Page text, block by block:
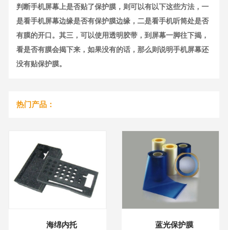
判断手机屏幕上是否贴了保护膜，则可以有以下这些方法，一
是看手机屏幕边缘是否有保护膜边缘，二是看手机听筒处是否
有膜的开口。其三，可以使用透明胶带，到屏幕一脚往下揭，
看是否有膜会揭下来，如果没有的话，那么则说明手机屏幕还
没有贴保护膜。
热门产品：
海绵内托 蓝光保护膜